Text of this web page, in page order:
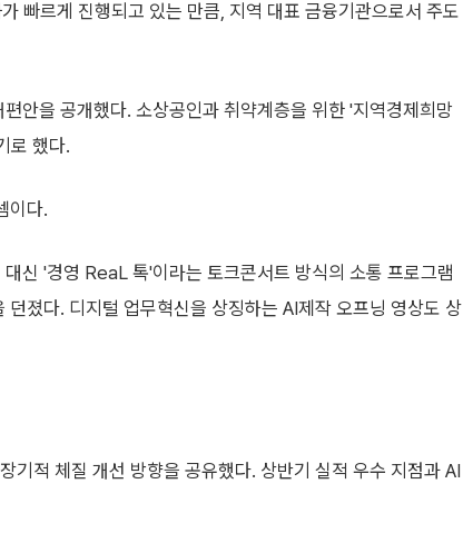
빠르게 진행되고 있는 만큼, 지역 대표 금융기관으로서 주도
안을 공개했다. 소상공인과 취약계층을 위한 '지역경제희망
로 했다.
이다.
신 '경영 ReaL 톡'이라는 토크콘서트 방식의 소통 프로그램
졌다. 디지털 업무혁신을 상징하는 AI제작 오프닝 영상도 상
기적 체질 개선 방향을 공유했다. 상반기 실적 우수 지점과 AI